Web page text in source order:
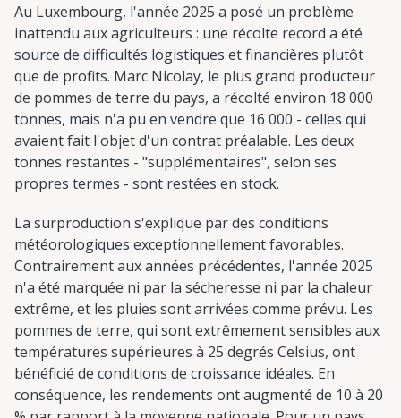
Au Luxembourg, l'année 2025 a posé un problème
inattendu aux agriculteurs : une récolte record a été
source de difficultés logistiques et financières plutôt
que de profits. Marc Nicolay, le plus grand producteur
de pommes de terre du pays, a récolté environ 18 000
tonnes, mais n'a pu en vendre que 16 000 - celles qui
avaient fait l'objet d'un contrat préalable. Les deux
tonnes restantes - "supplémentaires", selon ses
propres termes - sont restées en stock.
La surproduction s'explique par des conditions
météorologiques exceptionnellement favorables.
Contrairement aux années précédentes, l'année 2025
n'a été marquée ni par la sécheresse ni par la chaleur
extrême, et les pluies sont arrivées comme prévu. Les
pommes de terre, qui sont extrêmement sensibles aux
températures supérieures à 25 degrés Celsius, ont
bénéficié de conditions de croissance idéales. En
conséquence, les rendements ont augmenté de 10 à 20